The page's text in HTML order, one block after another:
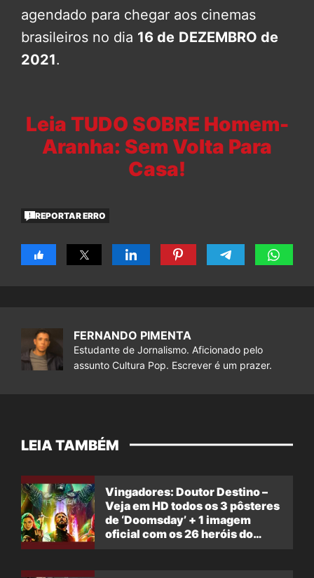
agendado para chegar aos cinemas
brasileiros no dia 16 de DEZEMBRO de
2021.
Leia TUDO SOBRE Homem-
Aranha: Sem Volta Para
Casa!
REPORTAR ERRO
FERNANDO PIMENTA
Estudante de Jornalismo. Aficionado pelo
assunto Cultura Pop. Escrever é um prazer.
LEIA TAMBÉM
Vingadores: Doutor Destino –
Veja em HD todos os 3 pôsteres
de ‘Doomsday’ + 1 imagem
oficial com os 26 heróis do